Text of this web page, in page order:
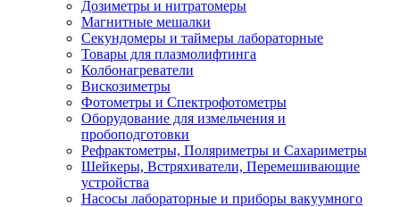
Дозиметры и нитратомеры
Магнитные мешалки
Секундомеры и таймеры лабораторные
Товары для плазмолифтинга
Колбонагреватели
Вискозиметры
Фотометры и Спектрофотометры
Оборудование для измельчения и
пробоподготовки
Рефрактометры, Поляриметры и Сахариметры
Шейкеры, Встряхиватели, Перемешивающие
устройства
Насосы лабораторные и приборы вакуумного